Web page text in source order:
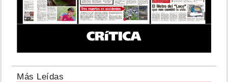
Más Leídas